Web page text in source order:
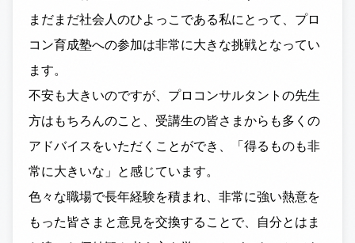
まだまだ社会人のひよっこである私にとって、プロ
コン育成塾への参加は非常に大きな挑戦となってい
ます。
不安も大きいのですが、プロコンサルタントの先生
方はもちろんのこと、受講生の皆さまからも多くの
アドバイスをいただくことができ、「得るものも非
常に大きいな」と感じています。
色々な職場で長年経験を積まれ、非常に強い熱意を
もった皆さまと意見を交換することで、自分とはま